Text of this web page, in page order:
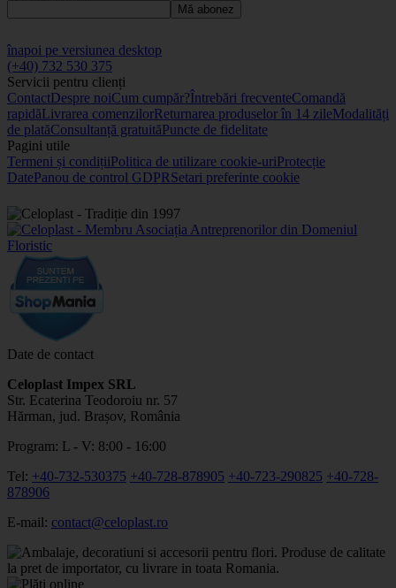
Mă abonez
înapoi pe versiunea desktop
(+40) 732 530 375
Servicii pentru clienți
ContactDespre noiCum cumpăr?Întrebări frecventeComandă
rapidăLivrarea comenzilorReturnarea produselor în 14 zileModalități
de platăConsultanță gratuităPuncte de fidelitate
Pagini utile
Termeni și condițiiPolitica de utilizare cookie-uriProtecție
DatePanou de control GDPRSetari preferinte cookie
Date de contact
Celoplast Impex SRL
Str. Ecaterina Teodoroiu nr. 57
Hărman, jud. Brașov, România
Program: L - V: 8:00 - 16:00
Tel: +40-732-530375 +40-728-878905 +40-723-290825 +40-728-
878906
E-mail: contact@celoplast.ro